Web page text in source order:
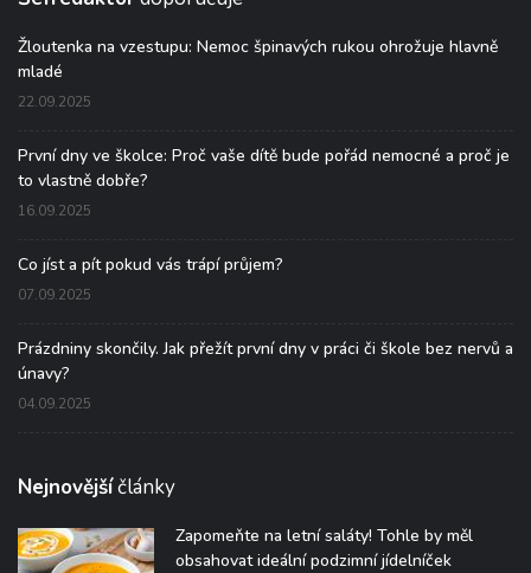
Žloutenka na vzestupu: Nemoc špinavých rukou ohrožuje hlavně
mladé
22.09.2025
První dny ve školce: Proč vaše dítě bude pořád nemocné a proč je
to vlastně dobře?
16.09.2025
Co jíst a pít pokud vás trápí průjem?
07.09.2025
Prázdniny skončily. Jak přežít první dny v práci či škole bez nervů a
únavy?
04.09.2025
Nejnovějšíčlánky
Zapomeňte na letní saláty! Tohle by měl
obsahovat ideální podzimní jídelníček